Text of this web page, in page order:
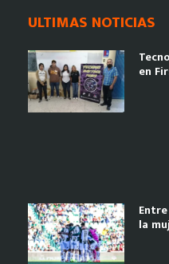
ULTIMAS NOTICIAS
en
la